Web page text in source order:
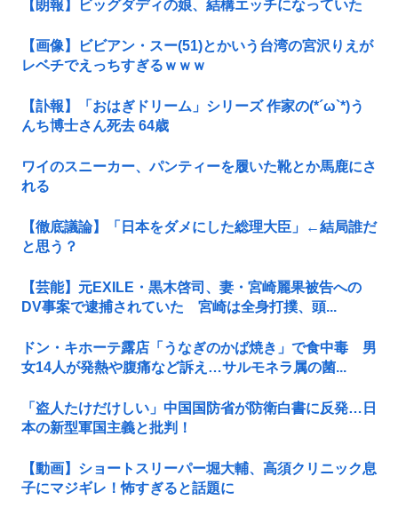
【朗報】ビッグダディの娘、結構エッチになっていた
【画像】ビビアン・スー(51)とかいう台湾の宮沢りえが
レベチでえっちすぎるｗｗｗ
【訃報】「おはぎドリーム」シリーズ 作家の(*´ω`*)う
んち博士さん死去 64歳
ワイのスニーカー、パンティーを履いた靴とか馬鹿にさ
れる
【徹底議論】「日本をダメにした総理大臣」←結局誰だ
と思う？
【芸能】元EXILE・黒木啓司、妻・宮崎麗果被告への
DV事案で逮捕されていた 宮崎は全身打撲、頭...
ドン・キホーテ露店「うなぎのかば焼き」で食中毒 男
女14人が発熱や腹痛など訴え…サルモネラ属の菌...
「盗人たけだけしい」中国国防省が防衛白書に反発…日
本の新型軍国主義と批判！
【動画】ショートスリーパー堀大輔、高須クリニック息
子にマジギレ！怖すぎると話題に